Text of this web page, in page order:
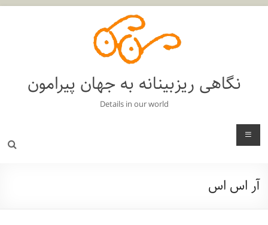
نگاهی ریزبینانه به جهان پیرامون
Details in our world
منو
آر اس اس